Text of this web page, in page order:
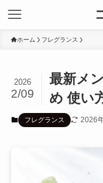
ホーム フレグランス
最新メ
め 使い
2026
2/09
フレグランス 2026